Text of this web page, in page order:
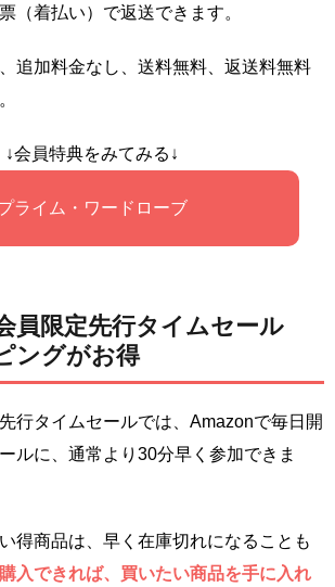
（着払い）で返送できます。
追加料金なし、送料無料、返送料無料
↓会員特典をみてみる↓
ライム・ワードローブ
員限定先行タイムセール
ングがお得
行タイムセールでは、Amazonで毎日開
ルに、通常より30分早く参加できま
得商品は、早く在庫切れになることも
入できれば、買いたい商品を手に入れ